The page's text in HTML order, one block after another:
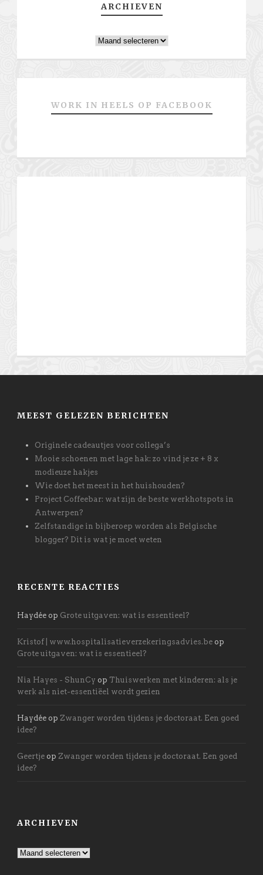
ARCHIEVEN
Archieven
WORK IN HEELS OP FACEBOOK
MEEST GELEZEN BERICHTEN
Originele cadeautjes voor collega’s
Mooie schoenen met lage hak: zo vind je ze + 8 x
modieuze hakjes
Wie doet het meest in het huishouden?
Project Coffeebar: wat zijn de beste werkhotspots in
Antwerpen?
Zelfstandige in bijberoep worden als Belgische
blogger? Dit is wat je moet weten
RECENTE REACTIES
Haydée op Grote uitgaven: wat is essentieel?
Kristof | www.hospitalisatieverzekeringsadvies.be op
Grote uitgaven: wat is essentieel?
Nia Hayes - ShunCy op Thuiswerken met kinderen: als je
werk als niet-essentiëel wordt gezien
Haydée op Zwanger worden tijdens je doctoraat. Een goed
idee?
Geertje op Zwanger worden tijdens je doctoraat. Een goed
idee?
ARCHIEVEN
Archieven